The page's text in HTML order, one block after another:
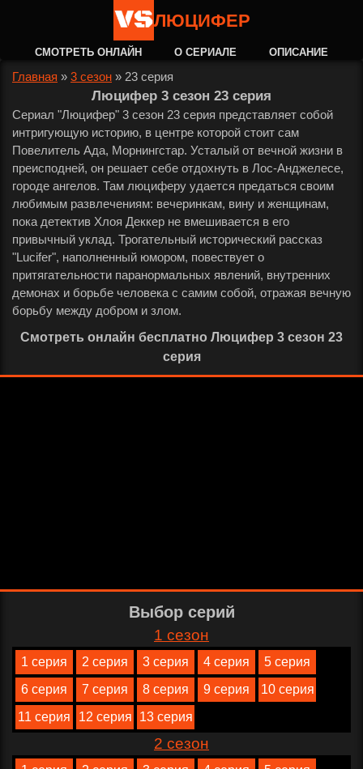
ЛЮЦИФЕР
СМОТРЕТЬ ОНЛАЙН О СЕРИАЛЕ ОПИСАНИЕ
Главная » 3 сезон » 23 серия
Люцифер 3 сезон 23 серия
Сериал "Люцифер" 3 сезон 23 серия представляет собой
интригующую историю, в центре которой стоит сам
Повелитель Ада, Морнингстар. Усталый от вечной жизни в
преисподней, он решает себе отдохнуть в Лос-Анджелесе,
городе ангелов. Там люциферу удается предаться своим
любимым развлечениям: вечеринкам, вину и женщинам,
пока детектив Хлоя Деккер не вмешивается в его
привычный уклад. Трогательный исторический рассказ
"Lucifer", наполненный юмором, повествует о
притягательности паранормальных явлений, внутренних
демонах и борьбе человека с самим собой, отражая вечную
борьбу между добром и злом.
Смотреть онлайн бесплатно Люцифер 3 сезон 23
серия
Выбор серий
1 сезон
1 серия 2 серия 3 серия 4 серия
5 серия
6 серия
7 серия 8 серия 9 серия
10 серия
11 серия
12 серия 13 серия
2 сезон